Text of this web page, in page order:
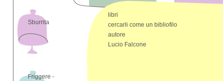
Sburrita
Friggere -
libri
cercarli come un bibliofilo
autore
Lucio Falcone